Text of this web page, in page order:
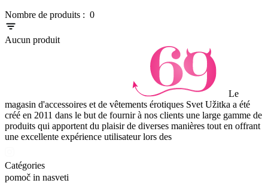
Nombre de produits : 0
Aucun produit
Le
magasin d'accessoires et de vêtements érotiques Svet Užitka a été
créé en 2011 dans le but de fournir à nos clients une large gamme de
produits qui apportent du plaisir de diverses manières tout en offrant
une excellente expérience utilisateur lors des
Catégories
pomoč in nasveti